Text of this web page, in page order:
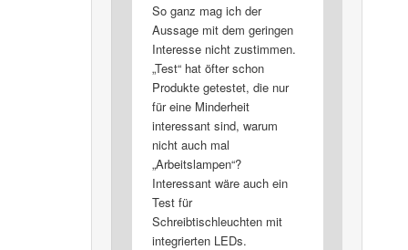
So ganz mag ich der
Aussage mit dem geringen
Interesse nicht zustimmen.
„Test“ hat öfter schon
Produkte getestet, die nur
für eine Minderheit
interessant sind, warum
nicht auch mal
„Arbeitslampen“?
Interessant wäre auch ein
Test für
Schreibtischleuchten mit
integrierten LEDs.